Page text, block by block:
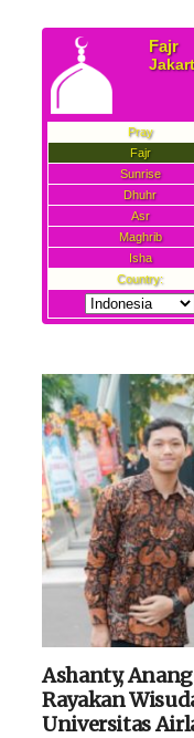
Ashanty,
Rayakan
Universitas